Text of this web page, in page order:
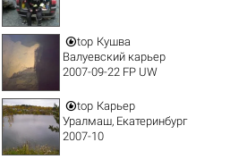
top Кушва
Валуевский карьер
2007-09-22 FP UW
top Карьер
Уралмаш, Екатеринбург
2007-10